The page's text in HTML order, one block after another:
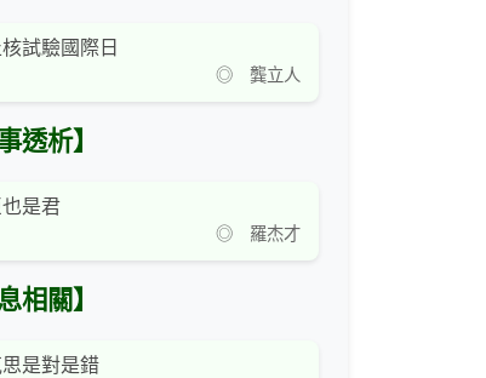
試驗國際日
◎ 龔立人
透析】
是君
◎ 羅杰才
相關】
思是對是錯